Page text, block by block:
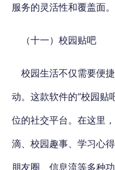
服务的灵活性和覆盖面。
（十一）校园贴吧
校园生活不仅需要便
动。这款软件的“校园贴
位的社交平台。在这里
滴、校园趣事、学习心
朋友圈、信息流等多种